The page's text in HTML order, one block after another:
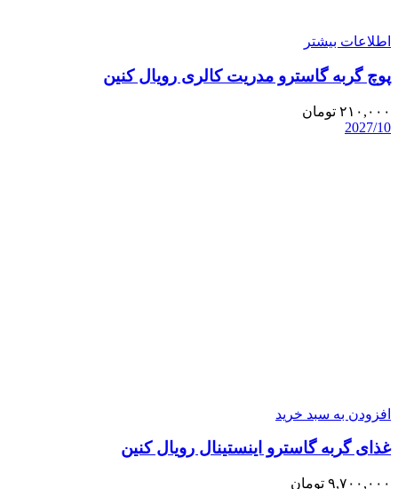
اطلاعات بیشتر
پوچ گربه گاسترو مدریت کالری رویال کنین
۲۱۰,۰۰۰ تومان
2027/10
افزودن به سبد خرید
غذای گربه گاسترو اینستینال رویال کنین
۹,۷۰۰,۰۰۰ تومان